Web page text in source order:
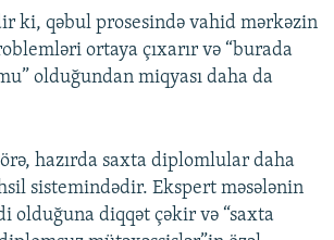
ki, qəbul prosesində vahid mərkəzin
ortaya çıxarır və “burada
olduğundan miqyası daha da
hazırda saxta diplomlular daha
sistemindədir. Ekspert məsələnin
olduğuna diqqət çəkir və “saxta